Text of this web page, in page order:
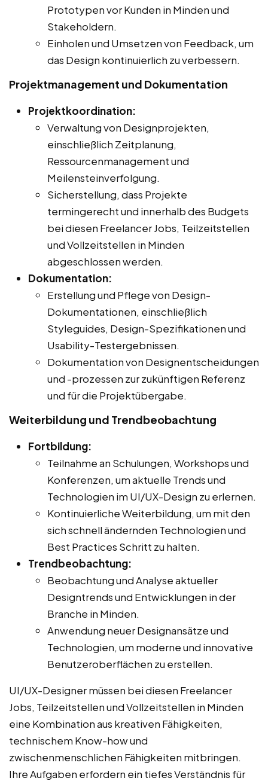
Prototypen vor Kunden in Minden und
Stakeholdern.
Einholen und Umsetzen von Feedback, um
das Design kontinuierlich zu verbessern.
Projektmanagement und Dokumentation
Projektkoordination:
Verwaltung von Designprojekten,
einschließlich Zeitplanung,
Ressourcenmanagement und
Meilensteinverfolgung.
Sicherstellung, dass Projekte
termingerecht und innerhalb des Budgets
bei diesen Freelancer Jobs, Teilzeitstellen
und Vollzeitstellen in Minden
abgeschlossen werden.
Dokumentation:
Erstellung und Pflege von Design-
Dokumentationen, einschließlich
Styleguides, Design-Spezifikationen und
Usability-Testergebnissen.
Dokumentation von Designentscheidungen
und -prozessen zur zukünftigen Referenz
und für die Projektübergabe.
Weiterbildung und Trendbeobachtung
Fortbildung:
Teilnahme an Schulungen, Workshops und
Konferenzen, um aktuelle Trends und
Technologien im UI/UX-Design zu erlernen.
Kontinuierliche Weiterbildung, um mit den
sich schnell ändernden Technologien und
Best Practices Schritt zu halten.
Trendbeobachtung:
Beobachtung und Analyse aktueller
Designtrends und Entwicklungen in der
Branche in Minden.
Anwendung neuer Designansätze und
Technologien, um moderne und innovative
Benutzeroberflächen zu erstellen.
UI/UX-Designer müssen bei diesen Freelancer
Jobs, Teilzeitstellen und Vollzeitstellen in Minden
eine Kombination aus kreativen Fähigkeiten,
technischem Know-how und
zwischenmenschlichen Fähigkeiten mitbringen.
Ihre Aufgaben erfordern ein tiefes Verständnis für